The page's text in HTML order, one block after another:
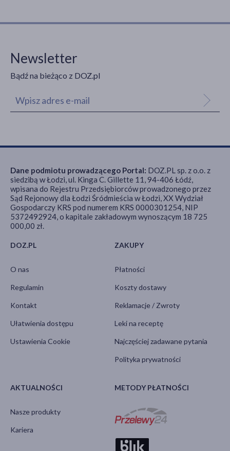
Newsletter
Bądź na bieżąco z DOZ.pl
DOZ.PL
O nas
Regulamin
Kontakt
Ułatwienia dostępu
Ustawienia Cookie
ZAKUPY
Płatności
Koszty dostawy
Reklamacje / Zwroty
Leki na receptę
Najczęściej zadawane pytania
Polityka prywatności
AKTUALNOŚCI
Nasze produkty
Kariera
METODY PŁATNOŚCI
Dane podmiotu prowadzącego Portal: DOZ.PL sp. z o.o. z
siedzibą w Łodzi, ul. Kinga C. Gillette 11, 94-406 Łódź,
wpisana do Rejestru Przedsiębiorców prowadzonego przez
Sąd Rejonowy dla Łodzi Śródmieścia w Łodzi, XX Wydział
Gospodarczy KRS pod numerem KRS 0000301254, NIP
5372492924, o kapitale zakładowym wynoszącym 18 725
000,00 zł.